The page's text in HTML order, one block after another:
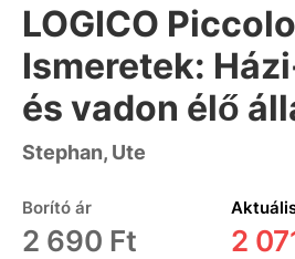
LOGICO
Ismeretek:
és vadon élő
Stephan, Ute
Borító ár
2 690 Ft 2